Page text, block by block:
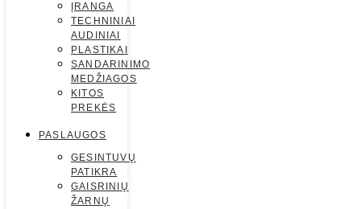
ĮRANGA
TECHNINIAI
AUDINIAI
PLASTIKAI
SANDARINIMO
MEDŽIAGOS
KITOS
PREKĖS
PASLAUGOS
GESINTUVŲ
PATIKRA
GAISRINIŲ
ŽARNŲ